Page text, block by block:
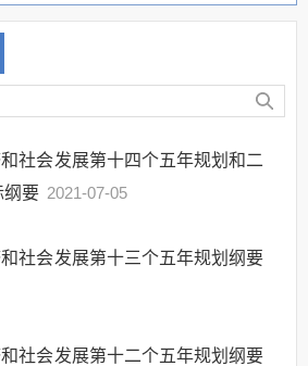
社会发展第十四个五年规划和二
纲要 2021-07-05
社会发展第十三个五年规划纲要
社会发展第十二个五年规划纲要